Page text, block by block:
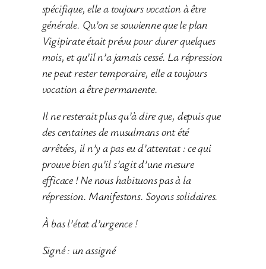
spécifique, elle a toujours vocation à être
générale. Qu’on se souvienne que le plan
Vigipirate était prévu pour durer quelques
mois, et qu’il n’a jamais cessé. La répression
ne peut rester temporaire, elle a toujours
vocation a être permanente.
Il ne resterait plus qu’à dire que, depuis que
des centaines de musulmans ont été
arrêtées, il n’y a pas eu d’attentat : ce qui
prouve bien qu’il s’agit d’une mesure
efficace ! Ne nous habituons pas à la
répression. Manifestons. Soyons solidaires.
À bas l’état d’urgence !
Signé : un assigné